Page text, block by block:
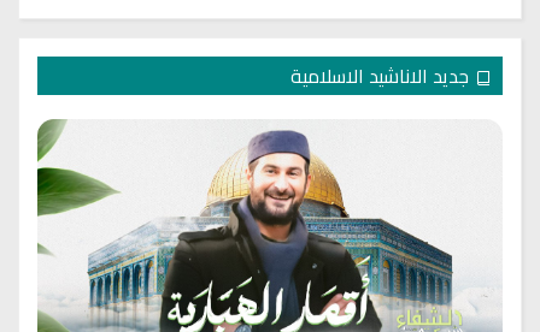
جديد الاناشيد الاسلامية